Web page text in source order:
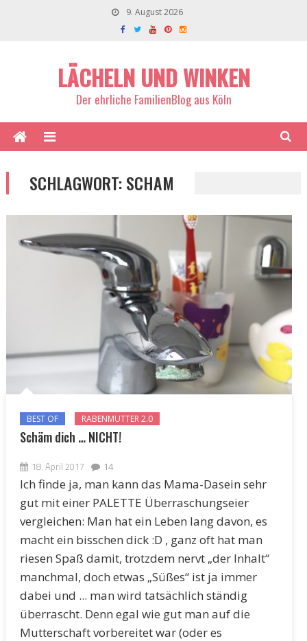
9. August 2026
LÄCHELN UND WINKEN
Der ehrliche FamilienBlog aus Köln
SCHLAGWORT:SCHAM
BEST OF RABENMUTTER 2.0
Schäm dich … NICHT!
18. April 2017 14
Ich finde ja, man kann das Mama-Dasein sehr
gut mit einer PALETTE Überraschungseier
vergleichen: Man hat ein Leben lang davon, es
macht ein bisschen dick :D , ganz oft hat man
riesen Spaß damit, trotzdem nervt „der Inhalt“
manchmal, doch etwas „Süßes“ ist ja immer
dabei und ... man wird tatsächlich ständig
überrascht. Denn egal wie gut man auf die
Mutterschaft vorbereitet war (oder es